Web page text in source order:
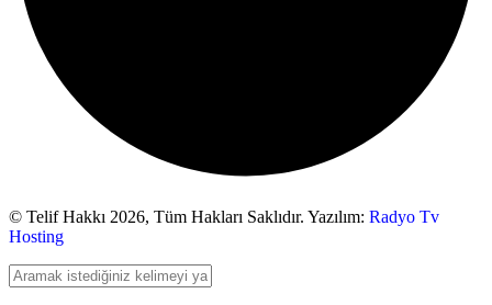
© Telif Hakkı 2026, Tüm Hakları Saklıdır. Yazılım: Radyo Tv
Hosting